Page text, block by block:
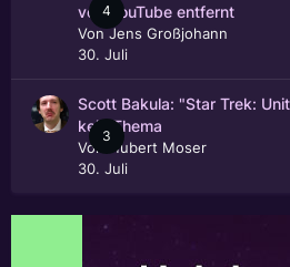
4
von YouTube entfernt
VonJens Großjohann
30. Juli
3
Scott Bakula: "Star Trek:
kein Thema
Von
Hubert Moser
30. Juli